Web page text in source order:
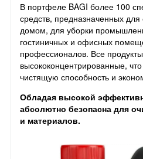
В портфеле BAGI более 100
средств, предназначенных для
домом, для уборки
гостиничных и офисных
профессионалов. Все
высококонцентрированные,
чистящую способность и
Обладая высокой
абсолютно безопасна для
и материалов.